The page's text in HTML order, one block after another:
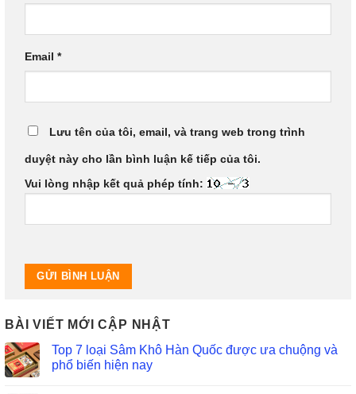
Email *
Lưu tên của tôi, email, và trang web trong trình
duyệt này cho lần bình luận kế tiếp của tôi.
Vui lòng nhập kết quả phép tính:
BÀI VIẾT MỚI CẬP NHẬT
Top 7 loại Sâm Khô Hàn Quốc được ưa chuộng và
phổ biến hiện nay